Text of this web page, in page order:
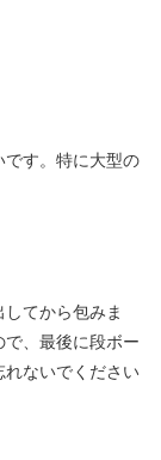
です。特に大型の
てから包みま
、最後に段ボー
れないでください